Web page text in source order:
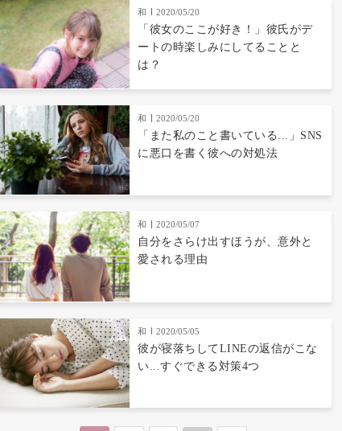
和 2020/05/20
「彼女のここが好き！」彼氏がデ
ートの時楽しみにしてることと
は？
和 2020/05/20
「また私のこと書いている...」SNS
に悪口を書く彼への対処法
和 2020/05/07
自分をさらけ出すほうが、意外と
愛される理由
和 2020/05/05
彼が寝落ちしてLINEの返信がこな
い...すぐできる対策4つ